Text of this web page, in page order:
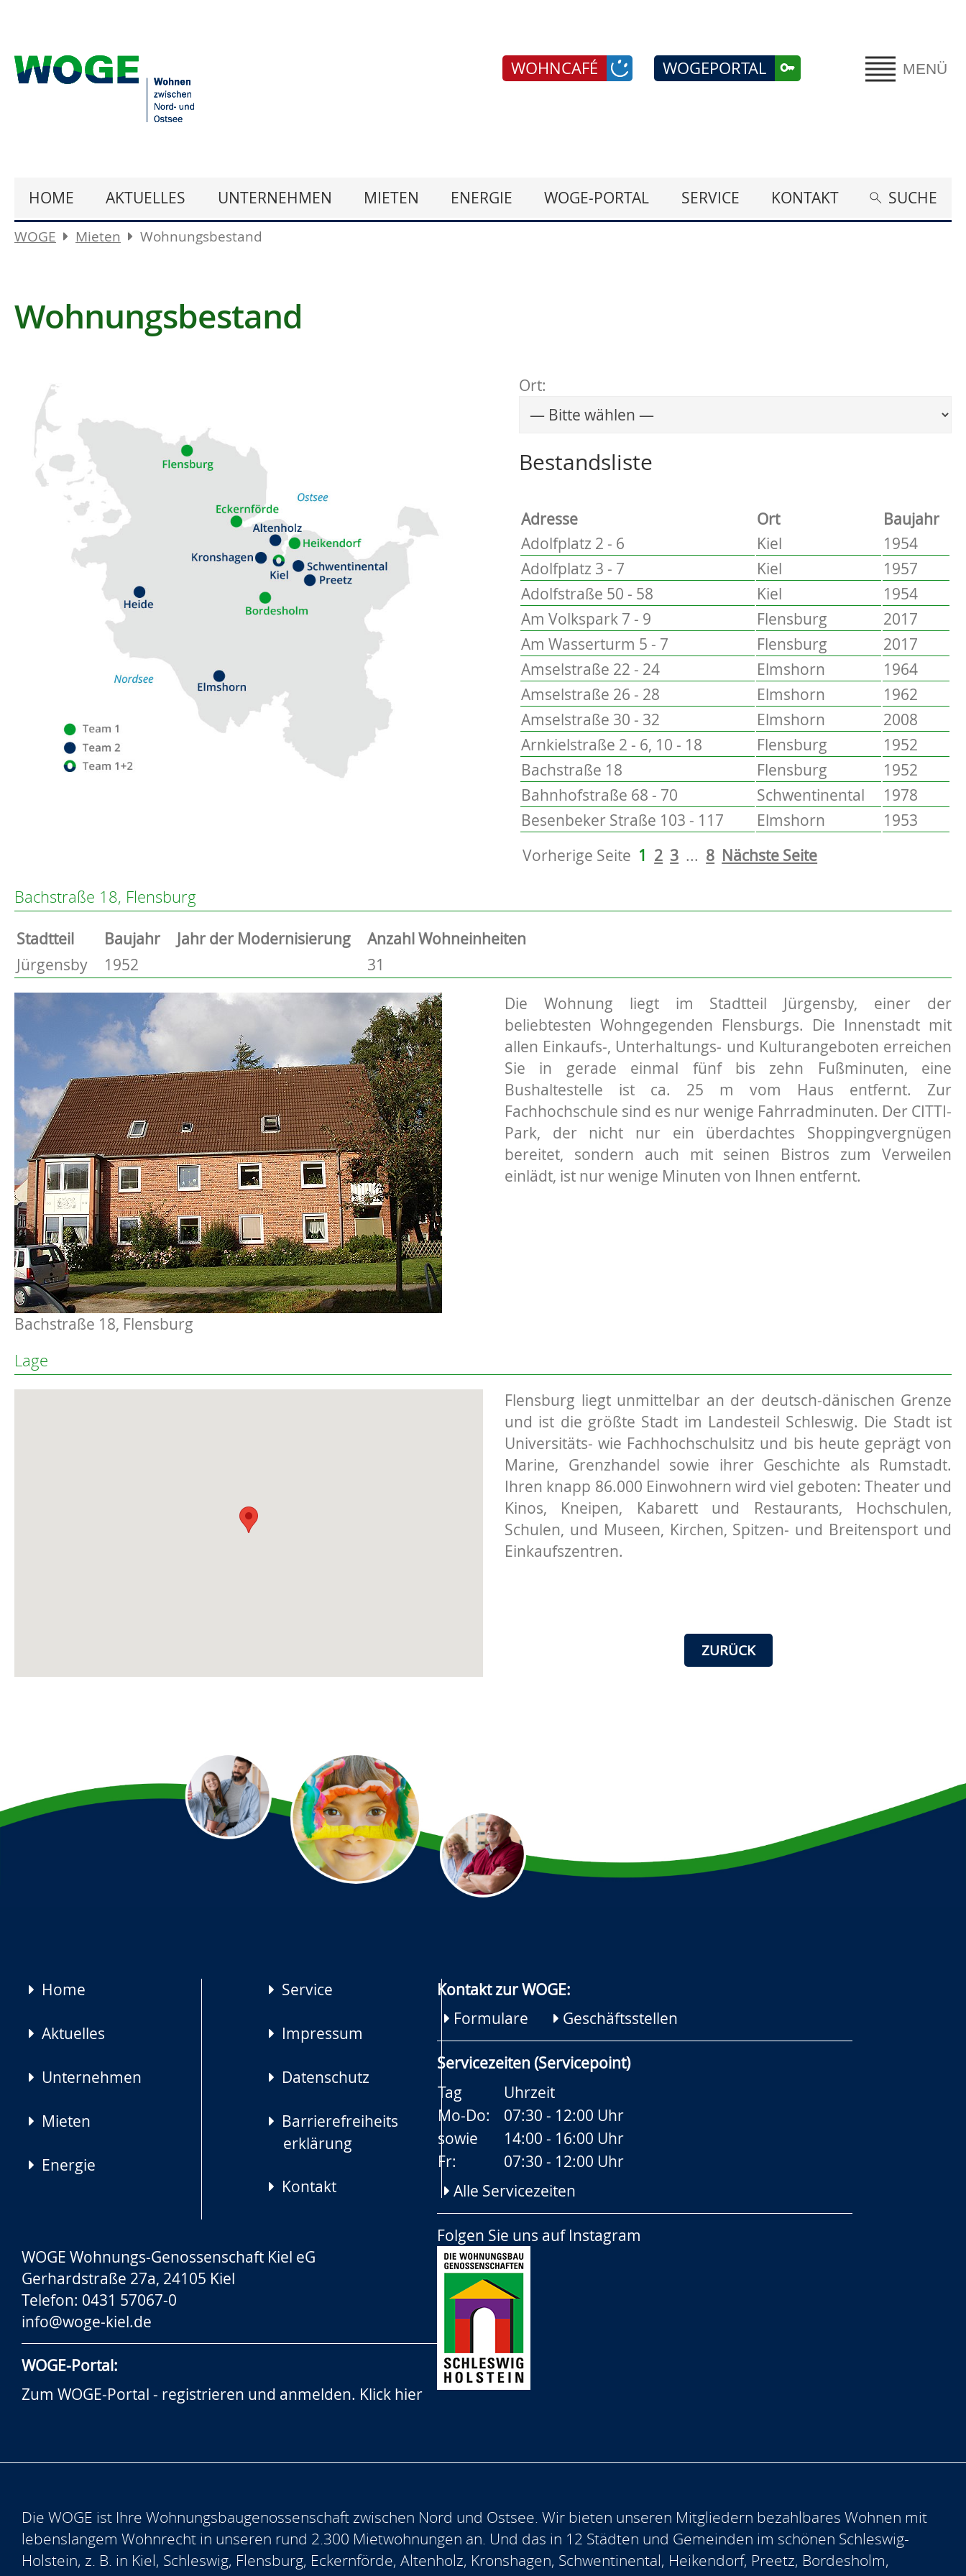
MENÜ
WOGEPORTAL
WOHNCAFÉ
HOME AKTUELLES UNTERNEHMEN MIETEN ENERGIE WOGE-PORTAL SERVICE KONTAKT SUCHE
WOGE Mieten Wohnungsbestand
Wohnungsbestand
Heikendorf
Kronshagen
Kiel
Schwentinental
Preetz
Heide
Bordesholm
Elmshorn
Ort:
Wählen Sie einen Ort, um zur entsprechenden Seite zu
Bestandsliste
Adresse Ort
Baujahr
Adolfplatz 2 - 6
Kiel
1954
Adolfplatz 3 - 7
Kiel
1957
Adolfstraße 50 - 58
Kiel
1954
Am Volkspark 7 - 9
Flensburg
2017
Am Wasserturm 5 - 7
Flensburg
2017
Amselstraße 22 - 24
Elmshorn
1964
Amselstraße 26 - 28
Elmshorn
1962
Amselstraße 30 - 32
Elmshorn
2008
Arnkielstraße 2 - 6, 10 - 18
Flensburg
1952
Bachstraße 18
Flensburg
1952
Bahnhofstraße 68 - 70
Schwentinental
1978
Besenbeker Straße 103 - 117
Elmshorn
1953
Vorherige Seite 1 2 3 ... 8 Nächste Seite
Bachstraße 18, Flensburg
Stammdaten
Basisdaten zur Immobilie
Stadtteil Baujahr Jahr der Modernisierung
Anzahl Wohneinheiten
Jürgensby
1952 31
Bachstraße 18, Flensburg
Die Wohnung liegt im Stadtteil Jürgensby, einer der
beliebtesten Wohngegenden Flensburgs. Die Innenstadt mit
allen Einkaufs-, Unterhaltungs- und Kulturangeboten erreichen
Sie in gerade einmal fünf bis zehn Fußminuten, eine
Bushaltestelle ist ca. 25 m vom Haus entfernt. Zur
Fachhochschule sind es nur wenige Fahrradminuten. Der CITTI-
Park, der nicht nur ein überdachtes Shoppingvergnügen
bereitet, sondern auch mit seinen Bistros zum Verweilen
einlädt, ist nur wenige Minuten von Ihnen entfernt.
Lage
Flensburg liegt unmittelbar an der deutsch-dänischen Grenze
und ist die größte Stadt im Landesteil Schleswig. Die Stadt ist
Universitäts- wie Fachhochschulsitz und bis heute geprägt von
Marine, Grenzhandel sowie ihrer Geschichte als Rumstadt.
Ihren knapp 86.000 Einwohnern wird viel geboten: Theater und
Kinos, Kneipen, Kabarett und Restaurants, Hochschulen,
Schulen, und Museen, Kirchen, Spitzen- und Breitensport und
Einkaufszentren.
ZURÜCK
Navigation
Home
Aktuelles
Unternehmen
Mieten
Energie
Service
Impressum
Datenschutz
Barrierefreiheits
erklärung
Kontakt
Kontakt zur WOGE:
Formulare
Geschäftsstellen
Servicezeiten (Servicepoint)
Tag
Uhrzeit
Mo-Do:
07:30 - 12:00 Uhr
sowie
14:00 - 16:00 Uhr
Fr:
07:30 - 12:00 Uhr
Alle Servicezeiten
Folgen Sie uns auf Instagram
WOGE Wohnungs-Genossenschaft Kiel eG
Gerhardstraße 27a, 24105 Kiel
Telefon: 0431 57067-0
info@woge-kiel.de
WOGE-Portal:
Zum WOGE-Portal - registrieren und anmelden. Klick hier
Die WOGE ist Ihre Wohnungsbaugenossenschaft zwischen Nord und Ostsee. Wir bieten unseren Mitgliedern bezahlbares Wohnen mit
lebenslangem Wohnrecht in unseren rund 2.300 Mietwohnungen an. Und das in 12 Städten und Gemeinden im schönen Schleswig-
Holstein, z. B. in Kiel, Schleswig, Flensburg, Eckernförde, Altenholz, Kronshagen, Schwentinental, Heikendorf, Preetz, Bordesholm,